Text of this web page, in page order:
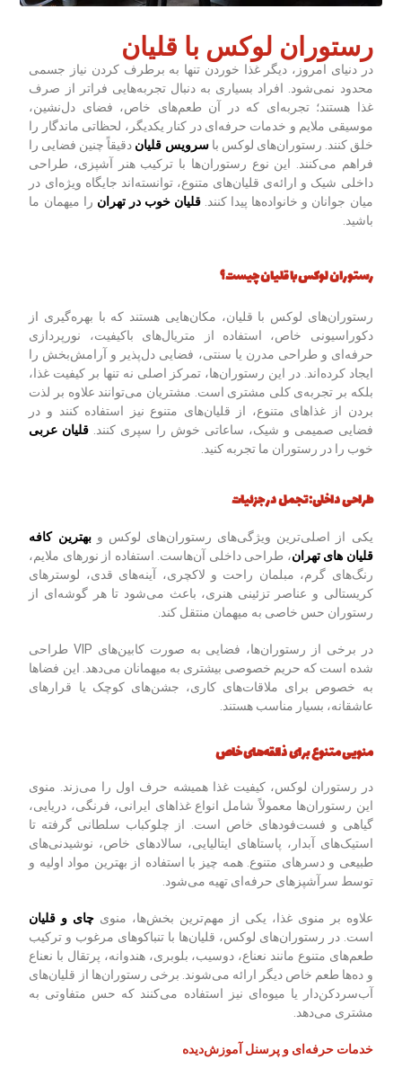
رستوران لوکس با قلیان
در دنیای امروز، دیگر غذا خوردن تنها به برطرف کردن نیاز جسمی
محدود نمی‌شود. افراد بسیاری به دنبال تجربه‌هایی فراتر از صرف
غذا هستند؛ تجربه‌ای که در آن طعم‌های خاص، فضای دل‌نشین،
موسیقی ملایم و خدمات حرفه‌ای در کنار یکدیگر، لحظاتی ماندگار را
خلق کنند. رستوران‌های لوکس باسرویس قلیان دقیقاً چنین فضایی را
فراهم می‌کنند. این نوع رستوران‌ها با ترکیب هنر آشپزی، طراحی
داخلی شیک و ارائه‌ی قلیان‌های متنوع، توانسته‌اند جایگاه ویژه‌ای در
میان جوانان و خانواده‌ها پیدا کنند. قلیان خوب در تهران را میهمان ما
باشید.
رستوران لوکس با قلیان چیست؟
رستوران‌های لوکس با قلیان، مکان‌هایی هستند که با بهره‌گیری از
دکوراسیونی خاص، استفاده از متریال‌های باکیفیت، نورپردازی
حرفه‌ای و طراحی مدرن یا سنتی، فضایی دل‌پذیر و آرامش‌بخش را
ایجاد کرده‌اند. در این رستوران‌ها، تمرکز اصلی نه تنها بر کیفیت غذا،
بلکه بر تجربه‌ی کلی مشتری است. مشتریان می‌توانند علاوه بر لذت
بردن از غذاهای متنوع، از قلیان‌های متنوع نیز استفاده کنند و در
فضایی صمیمی و شیک، ساعاتی خوش را سپری کنند. قلیان عربی
خوب را در رستوران ما تجربه کنید.
طراحی داخلی: تجمل در جزئیات
یکی از اصلی‌ترین ویژگی‌های رستوران‌های لوکس وبهترین کافه
قلیان های تهران، طراحی داخلی آن‌هاست. استفاده از نورهای ملایم،
رنگ‌های گرم، مبلمان راحت و لاکچری، آینه‌های قدی، لوسترهای
کریستالی و عناصر تزئینی هنری، باعث می‌شود تا هر گوشه‌ای از
رستوران حس خاصی به میهمان منتقل کند.
در برخی از رستوران‌ها، فضایی به صورت کابین‌های VIP طراحی
شده است که حریم خصوصی بیشتری به میهمانان می‌دهد. این فضاها
به خصوص برای ملاقات‌های کاری، جشن‌های کوچک یا قرارهای
عاشقانه، بسیار مناسب هستند.
منویی متنوع برای ذائقه‌های خاص
در رستوران لوکس، کیفیت غذا همیشه حرف اول را می‌زند. منوی
این رستوران‌ها معمولاً شامل انواع غذاهای ایرانی، فرنگی، دریایی،
گیاهی و فست‌فودهای خاص است. از چلوکباب سلطانی گرفته تا
استیک‌های آبدار، پاستاهای ایتالیایی، سالادهای خاص، نوشیدنی‌های
طبیعی و دسرهای متنوع. همه چیز با استفاده از بهترین مواد اولیه و
توسط سرآشپزهای حرفه‌ای تهیه می‌شود.
علاوه بر منوی غذا، یکی از مهم‌ترین بخش‌ها، منوی چای و قلیان
است. در رستوران‌های لوکس، قلیان‌ها با تنباکوهای مرغوب و ترکیب
طعم‌های متنوع مانند نعناع، دوسیب، بلوبری، هندوانه، پرتقال با نعناع
و ده‌ها طعم خاص دیگر ارائه می‌شوند. برخی رستوران‌ها از قلیان‌های
آب‌سردکن‌دار یا میوه‌ای نیز استفاده می‌کنند که حس متفاوتی به
مشتری می‌دهد.
خدمات حرفه‌ای و پرسنل آموزش‌دیده